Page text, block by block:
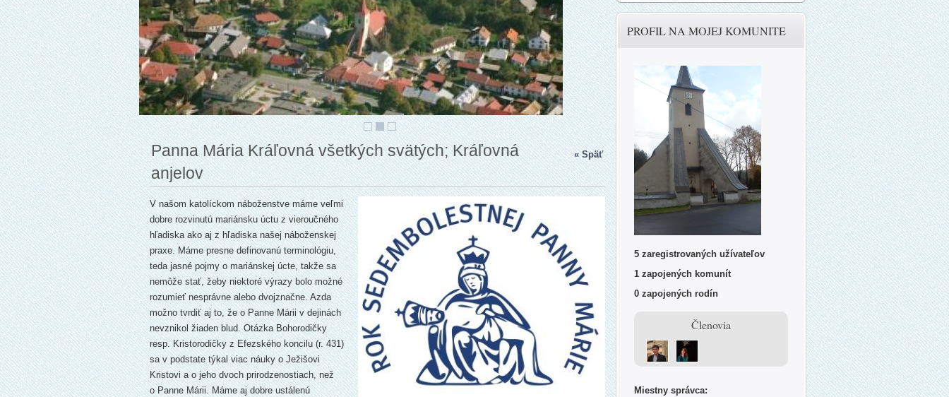
Spišská diecéza
« Späť
Panna Mária Kráľovná všetkých svätých; Kráľovná
anjelov
V našom katolíckom náboženstve máme veľmi
dobre rozvinutú mariánsku úctu z vieroučného
hľadiska ako aj z hľadiska našej náboženskej
praxe. Máme presne definovanú terminológiu,
teda jasné pojmy o mariánskej úcte, takže sa
nemôže stať, žeby niektoré výrazy bolo možné
rozumieť nesprávne alebo dvojznačne. Azda
možno tvrdiť aj to, že o Panne Márii v dejinách
nevznikol žiaden blud. Otázka Bohorodičky
resp. Kristorodičky z Efezského koncilu (r. 431)
sa v podstate týkal viac náuky o Ježišovi
Kristovi a o jeho dvoch prirodzenostiach, než
o Panne Márii. Máme aj dobre ustálenú
PROFIL NA MOJEJ KOMUNITE
5 zaregistrovaných užívateľov
1 zapojených komunít
0 zapojených rodín
Členovia
Miestny správca: